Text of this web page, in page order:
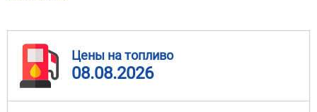
Цены на топливо
08.08.2026